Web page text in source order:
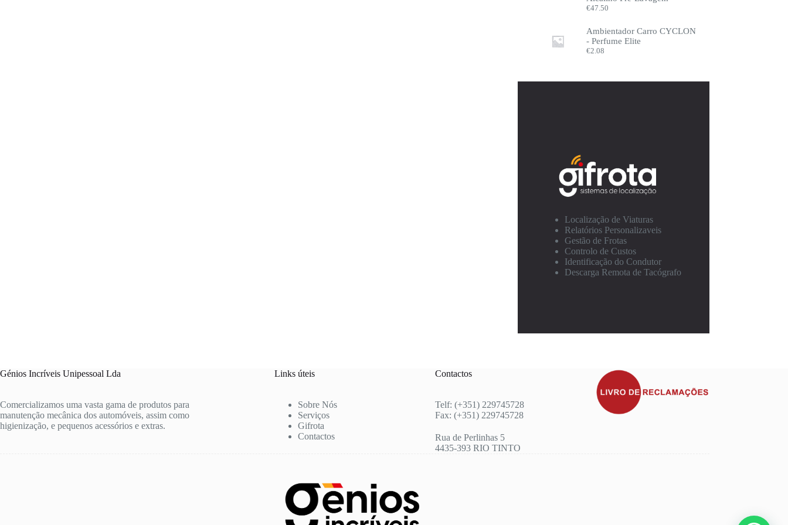
€47.50
Ambientador Carro CYCLON
- Perfume Elite
€2.08
Localização de Viaturas
Relatórios Personalizaveis
Gestão de Frotas
Controlo de Custos
Identificação do Condutor
Descarga Remota de Tacógrafo
Génios Incríveis Unipessoal Lda
Comercializamos uma vasta gama de produtos para
manutenção mecânica dos automóveis, assim como
higienização, e pequenos acessórios e extras.
Links úteis
Sobre Nós
Serviços
Gifrota
Contactos
Contactos
Telf: (+351) 229745728
Fax: (+351) 229745728
Rua de Perlinhas 5
4435-393 RIO TINTO